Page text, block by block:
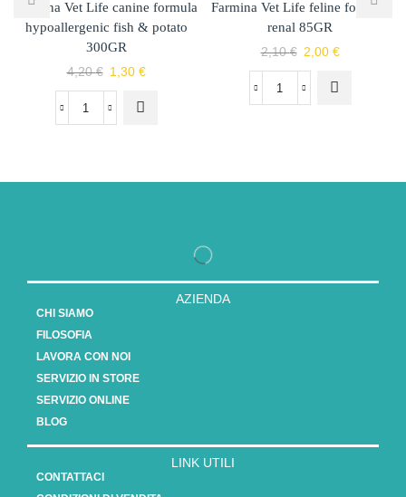
Farmina Vet Life canine formula
hypoallergenic fish & potato
300GR
4,20€ 1,30 €
Farmina Vet Life feline formula
renal 85GR
2,10€ 2,00 €
AZIENDA
CHI SIAMO
FILOSOFIA
LAVORA CON NOI
SERVIZIO IN STORE
SERVIZIO ONLINE
BLOG
LINK UTILI
CONTATTACI